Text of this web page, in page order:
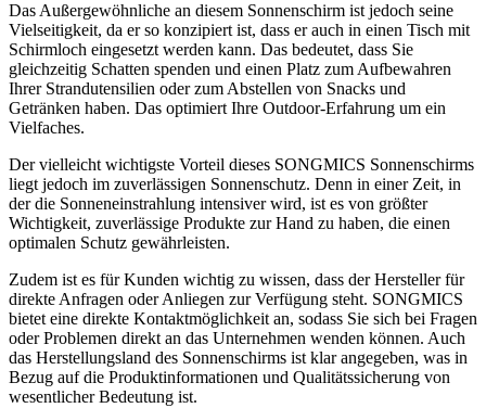
Das Außergewöhnliche an diesem Sonnenschirm ist jedoch seine
Vielseitigkeit, da er so konzipiert ist, dass er auch in einen Tisch mit
Schirmloch eingesetzt werden kann. Das bedeutet, dass Sie
gleichzeitig Schatten spenden und einen Platz zum Aufbewahren
Ihrer Strandutensilien oder zum Abstellen von Snacks und
Getränken haben. Das optimiert Ihre Outdoor-Erfahrung um ein
Vielfaches.
Der vielleicht wichtigste Vorteil dieses SONGMICS Sonnenschirms
liegt jedoch im zuverlässigen Sonnenschutz. Denn in einer Zeit, in
der die Sonneneinstrahlung intensiver wird, ist es von größter
Wichtigkeit, zuverlässige Produkte zur Hand zu haben, die einen
optimalen Schutz gewährleisten.
Zudem ist es für Kunden wichtig zu wissen, dass der Hersteller für
direkte Anfragen oder Anliegen zur Verfügung steht. SONGMICS
bietet eine direkte Kontaktmöglichkeit an, sodass Sie sich bei Fragen
oder Problemen direkt an das Unternehmen wenden können. Auch
das Herstellungsland des Sonnenschirms ist klar angegeben, was in
Bezug auf die Produktinformationen und Qualitätssicherung von
wesentlicher Bedeutung ist.